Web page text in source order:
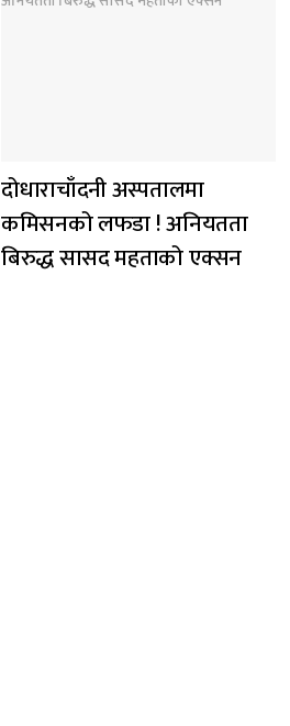
दोधाराचाँदनी अस्पतालमा
कमिसनको लफडा ! अनियतता
बिरुद्ध सासद महताको एक्सन